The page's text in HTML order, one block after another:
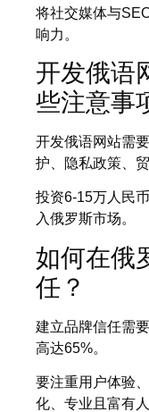
将社交媒体与
响力。
开发俄语
些注意事
开发俄语网站需
护、隐私政策、
投资6-15万人民
入俄罗斯市场。
如何在俄
任？
建立品牌信任需
高达65%。
要注重用户体验
化、专业且富有